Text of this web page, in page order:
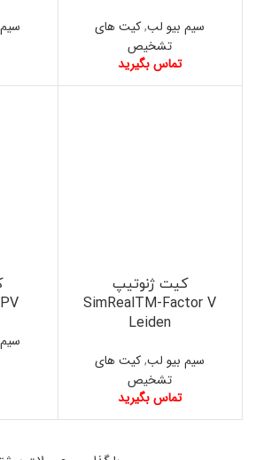
سیم بیو لب,کیت های
تشخیص
تماس بگیرید
کیت ژنوتیپ
SimRealTM-Factor V
Leiden
سیم بیو لب,کیت های
تشخیص
تماس بگیرید